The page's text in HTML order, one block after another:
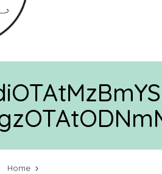
Home